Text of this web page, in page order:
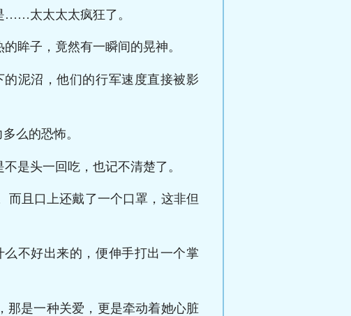
……太太太太疯狂了。
眸子，竟然有一瞬间的晃神。
泥沼，他们的行军速度直接被影
么的恐怖。
是头一回吃，也记不清楚了。
而且口上还戴了一个口罩，这非但
不好出来的，便伸手打出一个掌
那是一种关爱，更是牵动着她心脏